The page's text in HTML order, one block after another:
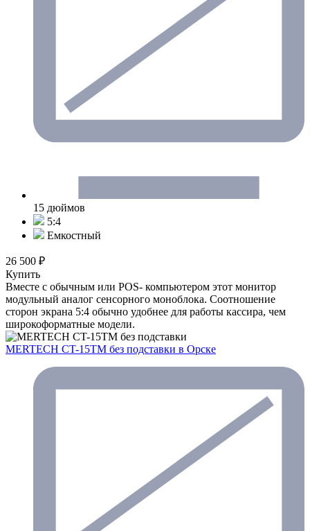
15 дюймов
5:4
Емкостный
26 500 ₽
Купить
Вместе с обычным или POS- компьютером этот монитор
модульный аналог сенсорного моноблока. Соотношение
сторон экрана 5:4 обычно удобнее для работы кассира, чем
широкоформатные модели.
MERTECH CT-15ТM без подставки в Орске